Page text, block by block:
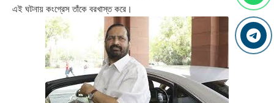
এই ঘটনায় কংগ্রেস তাঁকে বরখাস্ত করে।